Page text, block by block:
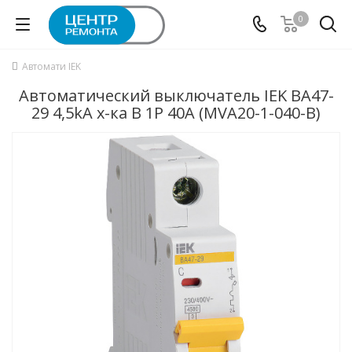
0
Автомати IEK
Автоматический выключатель IEK ВА47-
29 4,5kA х-ка B 1P 40А (MVA20-1-040-B)